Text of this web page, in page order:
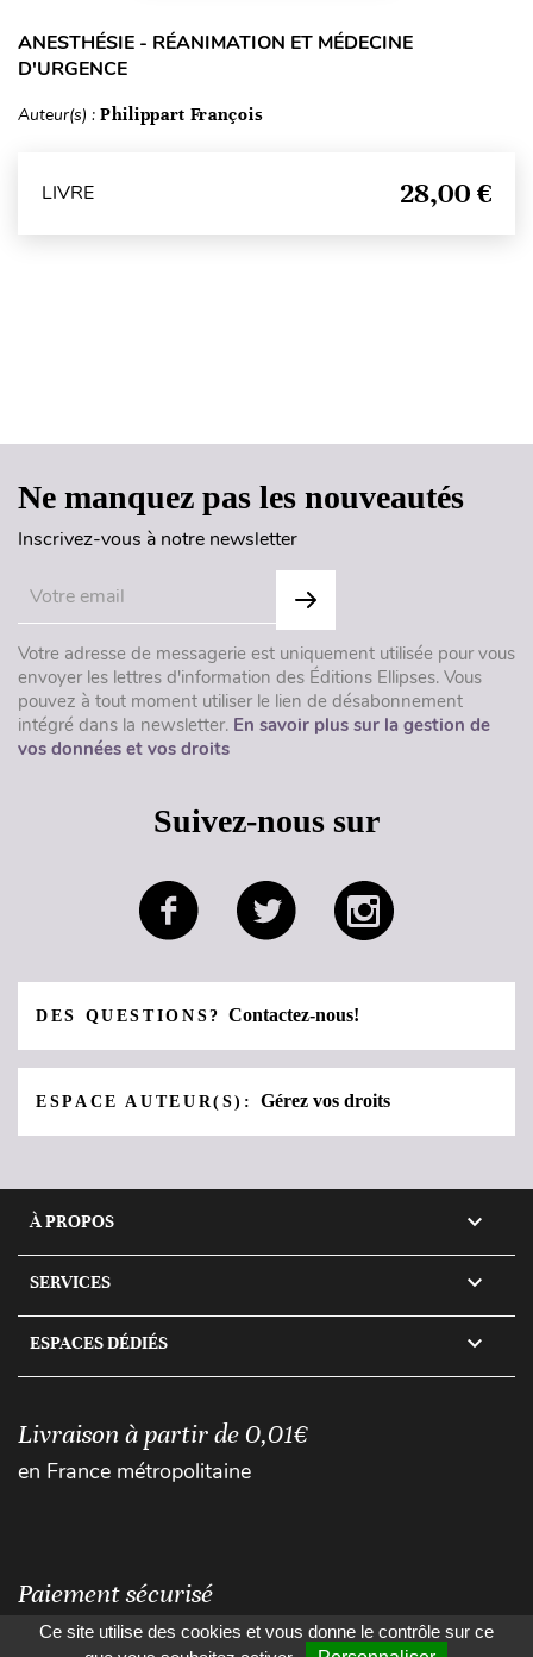
ANESTHÉSIE - RÉANIMATION ET MÉDECINE
D'URGENCE
Auteur(s) : Philippart François
LIVRE 28,00 €
Ne manquez pas les nouveautés
Inscrivez-vous à notre newsletter
Votre adresse de messagerie est uniquement utilisée pour vous
envoyer les lettres d'information des Éditions Ellipses. Vous
pouvez à tout moment utiliser le lien de désabonnement
intégré dans la newsletter. En savoir plus sur la gestion de
vos données et vos droits
Suivez-nous sur
DES QUESTIONS?Contactez-nous!
ESPACE AUTEUR(S):Gérez vos droits
À PROPOS 
SERVICES 
ESPACES DÉDIÉS 
Livraison à partir de 0,01€
en France métropolitaine
Paiement sécurisé
Ce site utilise des cookies et vous donne le contrôle sur ce